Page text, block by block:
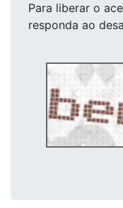
Para liberar o
responda ao